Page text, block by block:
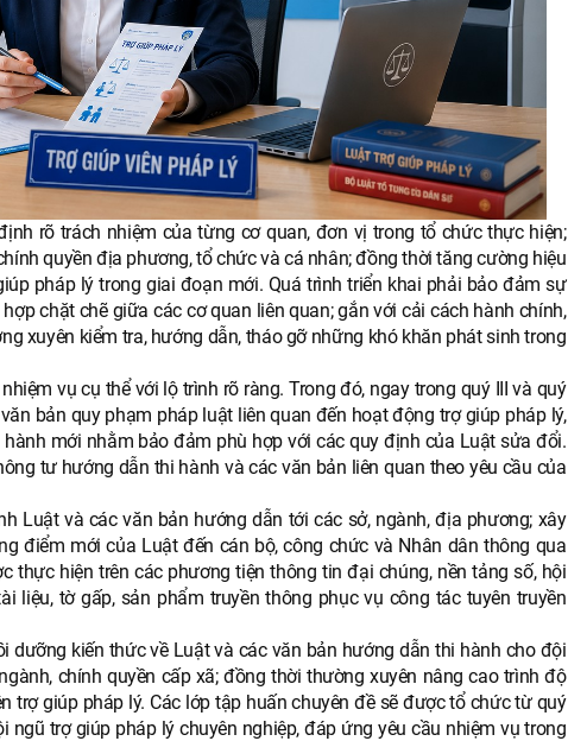
rõ trách nhiệm của từng cơ quan, đơn vị trong tổ chức thực hiện;
quyền địa phương, tổ chức và cá nhân; đồng thời tăng cường hiệu
pháp lý trong giai đoạn mới. Quá trình triển khai phải bảo đảm sự
chặt chẽ giữa các cơ quan liên quan; gắn với cải cách hành chính,
xuyên kiểm tra, hướng dẫn, tháo gỡ những khó khăn phát sinh trong
vụ cụ thể với lộ trình rõ ràng. Trong đó, ngay trong quý III và quý
bản quy phạm pháp luật liên quan đến hoạt động trợ giúp pháp lý,
mới nhằm bảo đảm phù hợp với các quy định của Luật sửa đổi.
tư hướng dẫn thi hành và các văn bản liên quan theo yêu cầu của
Luật và các văn bản hướng dẫn tới các sở, ngành, địa phương; xây
điểm mới của Luật đến cán bộ, công chức và Nhân dân thông qua
thực hiện trên các phương tiện thông tin đại chúng, nền tảng số, hội
liệu, tờ gấp, sản phẩm truyền thông phục vụ công tác tuyên truyền
dưỡng kiến thức về Luật và các văn bản hướng dẫn thi hành cho đội
chính quyền cấp xã; đồng thời thường xuyên nâng cao trình độ
trợ giúp pháp lý. Các lớp tập huấn chuyên đề sẽ được tổ chức từ quý
trợ giúp pháp lý chuyên nghiệp, đáp ứng yêu cầu nhiệm vụ trong